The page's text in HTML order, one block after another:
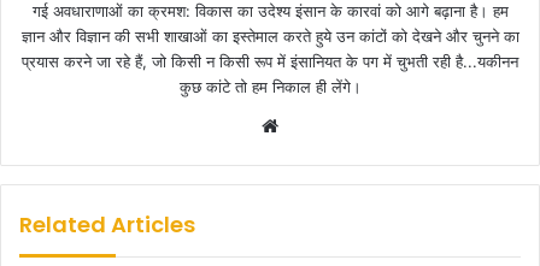
गई अवधाराणाओं का क्रमश: विकास का उदेश्य इंसान के कारवां को आगे बढ़ाना है। हम
ज्ञान और विज्ञान की सभी शाखाओं का इस्तेमाल करते हुये उन कांटों को देखने और चुनने का
प्रयास करने जा रहे हैं, जो किसी न किसी रूप में इंसानियत के पग में चुभती रही है...यकीनन
कुछ कांटे तो हम निकाल ही लेंगे।
b
Related Articles